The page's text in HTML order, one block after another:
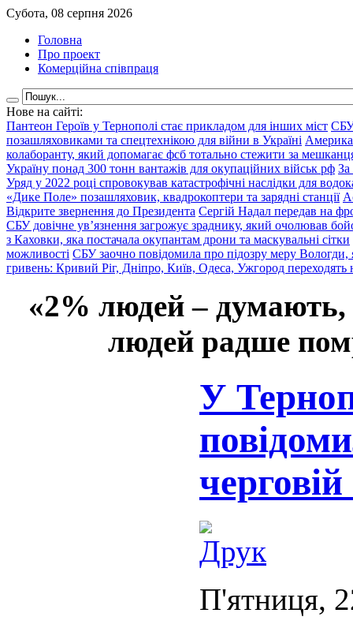
Субота, 08 серпня 2026
Головна
Про проект
Комерційна співпраця
Нове на сайті:
Пантеон Героїв у Тернополі стає прикладом для інших міст СБУ
позашляховиками та спецтехнікою для війни в Україні
колаборанту, який допомагає фсб тотально стежити за
Україну понад 300 тонн вантажів для окупаційних військ рф За
Уряд у 2022 році спровокував катастрофічні наслідки для
«Дике Поле» позашляховик, квадрокоптери та зарядні станції
Відкрите звернення до Президента Сергій Надал передав на
СБУ довічне ув’язнення загрожує зраднику, який очолював
з Каховки, яка постачала окупантам дрони та маскувальні сітки
можливості СБУ заочно повідомила про підозру меру Вологди,
гривень: Кривий Ріг, Дніпро, Київ, Одеса, Ужгород переходять
«2% людей –
людей радше
У
П'ятниця,